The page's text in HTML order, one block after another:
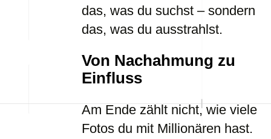
das, was du suchst – sondern
das, was du ausstrahlst.
Von Nachahmung zu
Einfluss
Am Ende zählt nicht, wie viele
Fotos du mit Millionären hast.